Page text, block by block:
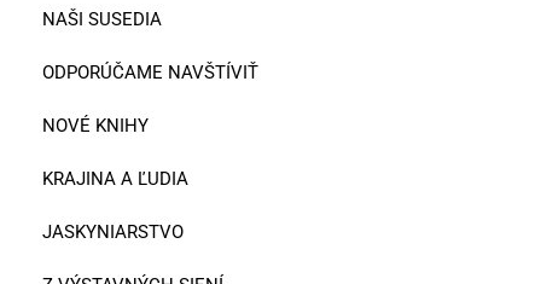
NAŠI SUSEDIA
ODPORÚČAME NAVŠTÍVIŤ
NOVÉ KNIHY
KRAJINA A ĽUDIA
JASKYNIARSTVO